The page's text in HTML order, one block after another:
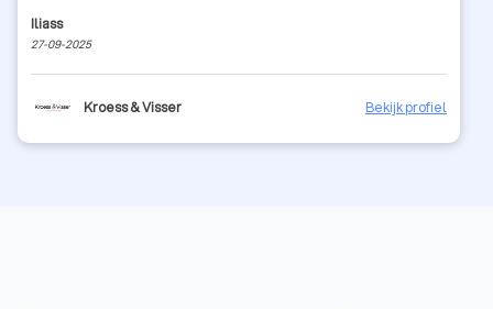
Iliass
27-09-2025
Kroess & Visser Bekijk profiel